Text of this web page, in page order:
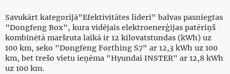
Savukārt kategorijā"Efektivitātes līderi" balvas pasniegtas
"Dongfeng Box", kura vidējais elektroenerģijas patēriņš
kombinētā maršruta laikā ir 12 kilovatstundas (kWh) uz
100 km, seko "Dongfeng Forthing S7" ar 12,3 kWh uz 100
km, bet trešo vietu ieņēma "Hyundai INSTER" ar 12,8 kWh
uz 100 km.